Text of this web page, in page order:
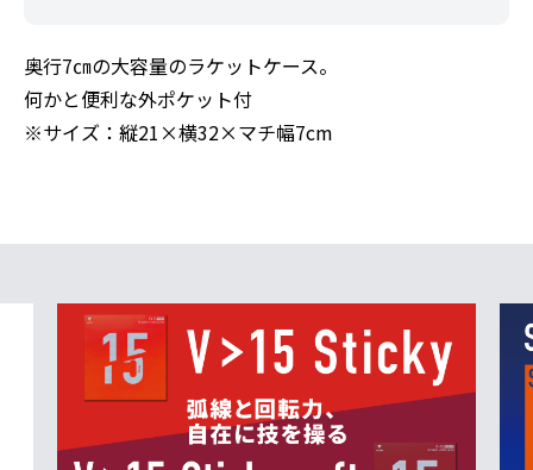
奥行7㎝の大容量のラケットケース。
何かと便利な外ポケット付
※サイズ：縦21×横32×マチ幅7cm